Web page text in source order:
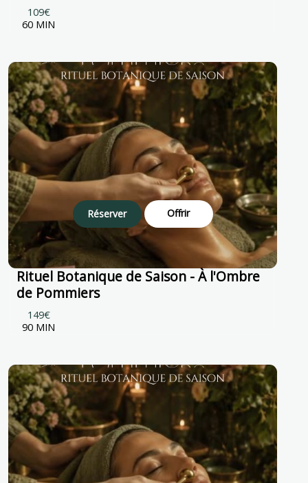
109€
60 MIN
Réserver Offrir
Rituel Botanique de Saison - À l'Ombre
de Pommiers
149€
90 MIN